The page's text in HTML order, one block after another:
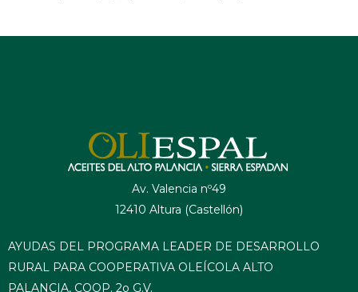
Av. Valencia nº49
12410 Altura (Castellón)
AYUDAS DEL PROGRAMA LEADER DE DESARROLLO
RURAL PARA COOPERATIVA OLEÍCOLA ALTO
PALANCIA, COOP. 2o G.V.